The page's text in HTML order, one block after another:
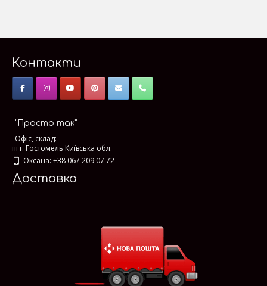
Контакти
"Просто так"
Офіс, склад:
пгт. Гостомель Київська обл.
Оксана: +38 067 209 07 72
Доставка